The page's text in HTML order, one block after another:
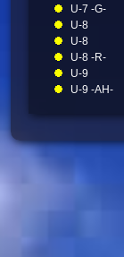
U-7 -G-
U-8
U-8
U-8 -R-
U-9
U-9 -AH-